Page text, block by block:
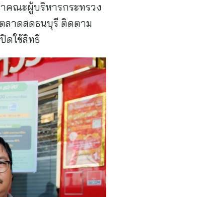
คณะผู้บริหารกระทรวง
ลาดสดธนบุรี ติดตาม
ดใช้สิทธิ